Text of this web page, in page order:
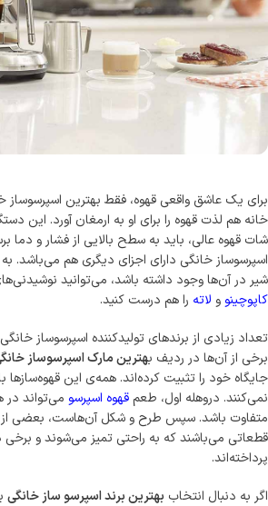
برای یک عاشق واقعی قهوه، فقط بهترین اسپرسوساز
خانه هم لذت قهوه را برای او به ارمغان آورد. این
شات قهوه عالی، باید به سطح بالایی از فشار و دما
اسپرسوساز خانگی دارای اجزای دیگری هم می‌باشد.
شیر در آن‌ها وجود داشته باشد، می‌توانید
کاپوچینو و لاته را هم درست کنید.
تعداد زیادی از برندهای تولیدکننده اسپرسوساز
برخی از آن‌ها در ردیف بهترین مارک اسپرسوساز
جایگاه خود را تثبیت کرده‌اند. همه‌ی این قهوه‌سازها
نمی‌کنند. دروهله اول، طعمقهوه اسپرسو می‌تواند در
متفاوت باشد. سپس طرح و شکل آن‌هاست، بعضی از
قطعاتی می‌باشند که به راحتی تمیز می‌شوند و برخی
پرداخته‌اند.
اگر به دنبال انتخاب بهترین برند اسپرسو ساز خانگی
سوپر کافئین هیپو(70%روبوستا)
مشاهده و خرید
قوی ترین قهوه ایران